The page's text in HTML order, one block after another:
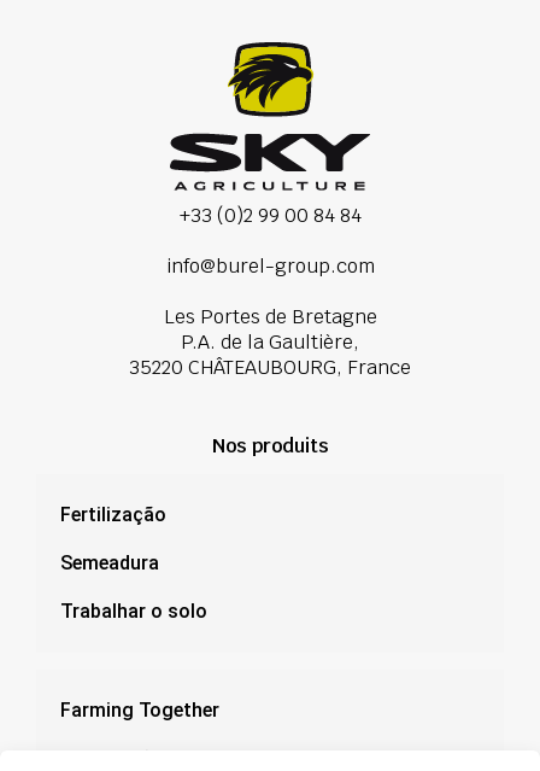
+33 (0)2 99 00 84 84
info@burel-group.com
Les Portes de Bretagne
P.A. de la Gaultière,
35220 CHÂTEAUBOURG, France
Nos produits
Fertilização
Semeadura
Trabalhar o solo
Farming Together